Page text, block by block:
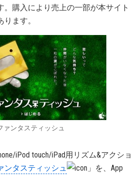
。購入により売上の一部が本サイト
ます。
ァンタスティッシュ
iPod touch/iPad用リズム&アクショ
ンタスティッシュ
」を、App